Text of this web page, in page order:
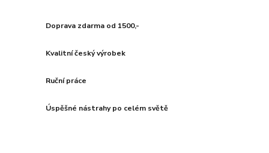
Doprava zdarma od 1500,-
Kvalitní český výrobek
Ruční práce
Úspěšné nástrahy po celém světě